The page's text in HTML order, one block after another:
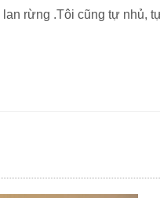
rừng .Tôi cũng tự nhủ,